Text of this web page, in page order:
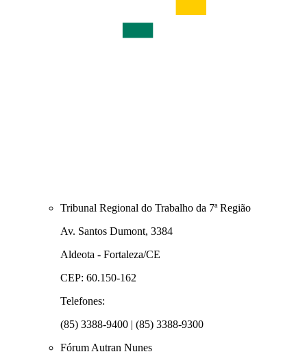
Tribunal Regional do Trabalho da 7ª Região
Av. Santos Dumont, 3384
Aldeota - Fortaleza/CE
CEP: 60.150-162
Telefones:
(85) 3388-9400 | (85) 3388-9300
Fórum Autran Nunes